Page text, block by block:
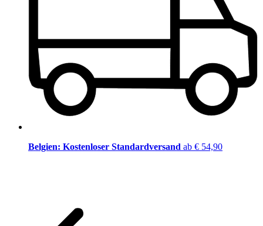
Belgien: Kostenloser Standardversand ab € 54,90